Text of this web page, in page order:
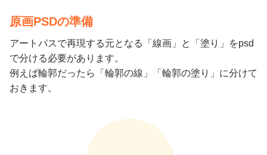
原画PSDの準備
アートパスで再現する元となる「線画」と「塗り」をpsd
で分ける必要があります。
例えば輪郭だったら「輪郭の線」「輪郭の塗り」に分けて
おきます。